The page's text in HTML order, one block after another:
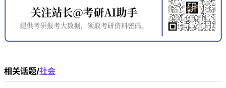
相关话题/社会